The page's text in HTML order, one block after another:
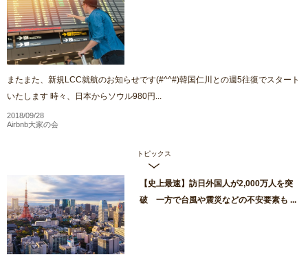
またまた、新規LCC就航のお知らせです(#^^#)韓国仁川との週5往復でスタート
いたします 時々、日本からソウル980円...
2018/09/28
Airbnb大家の会
トピックス
【史上最速】訪日外国人が2,000万人を突
破 一方で台風や震災などの不安要素も ...